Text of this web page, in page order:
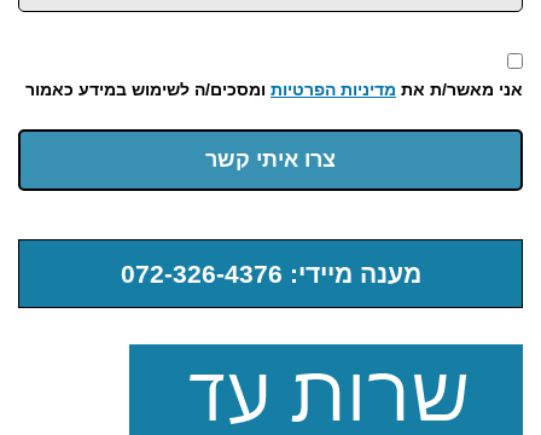
אני מאשר/ת את מדיניות הפרטיות ומסכים/ה לשימוש במידע כאמור
צרו איתי קשר
מענה מיידי: 072-326-4376